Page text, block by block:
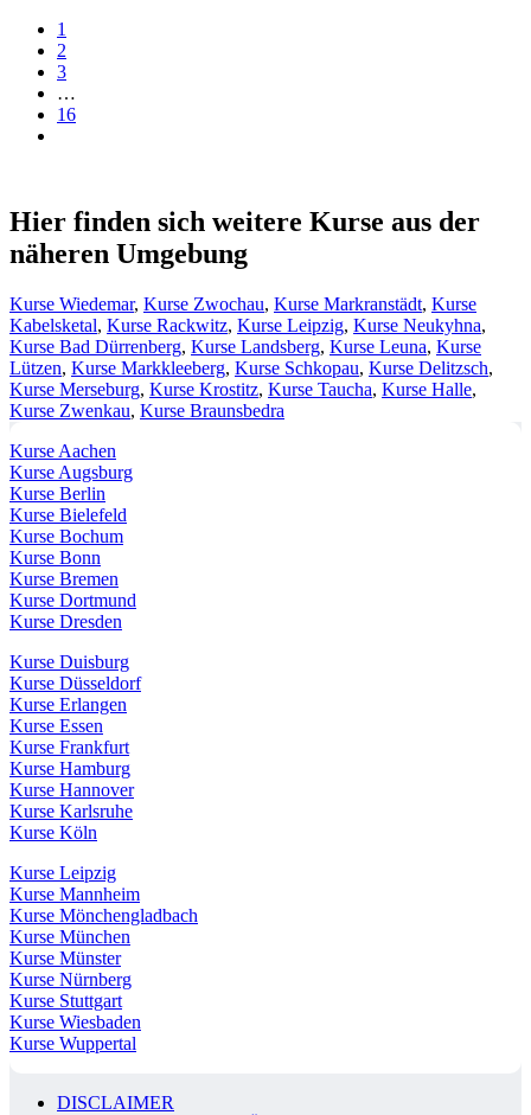
1
2
3
…
16
Hier finden sich weitere Kurse aus der
näheren Umgebung
Kurse Wiedemar, Kurse Zwochau, Kurse Markranstädt, Kurse
Kabelsketal, Kurse Rackwitz, Kurse Leipzig, Kurse Neukyhna,
Kurse Bad Dürrenberg, Kurse Landsberg, Kurse Leuna, Kurse
Lützen, Kurse Markkleeberg, Kurse Schkopau, Kurse Delitzsch,
Kurse Merseburg, Kurse Krostitz, Kurse Taucha, Kurse Halle,
Kurse Zwenkau, Kurse Braunsbedra
Kurse Aachen
Kurse Augsburg
Kurse Berlin
Kurse Bielefeld
Kurse Bochum
Kurse Bonn
Kurse Bremen
Kurse Dortmund
Kurse Dresden
Kurse Duisburg
Kurse Düsseldorf
Kurse Erlangen
Kurse Essen
Kurse Frankfurt
Kurse Hamburg
Kurse Hannover
Kurse Karlsruhe
Kurse Köln
Kurse Leipzig
Kurse Mannheim
Kurse Mönchengladbach
Kurse München
Kurse Münster
Kurse Nürnberg
Kurse Stuttgart
Kurse Wiesbaden
Kurse Wuppertal
DISCLAIMER